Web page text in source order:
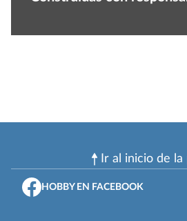
Ir al inicio de la
HOBBY EN FACEBOOK